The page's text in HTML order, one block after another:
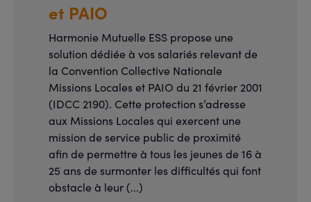
et PAIO
Harmonie Mutuelle ESS propose une
solution dédiée à vos salariés relevant de
la Convention Collective Nationale
Missions Locales et PAIO du 21 février 2001
(IDCC 2190). Cette protection s’adresse
aux Missions Locales qui exercent une
mission de service public de proximité
afin de permettre à tous les jeunes de 16 à
25 ans de surmonter les difficultés qui font
obstacle à leur (...)